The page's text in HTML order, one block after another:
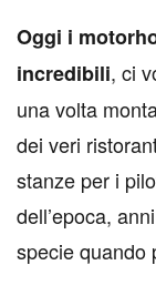
Oggi i
incredibili, ci
una volta
dei veri
stanze per i
dell’epoca,
specie quando